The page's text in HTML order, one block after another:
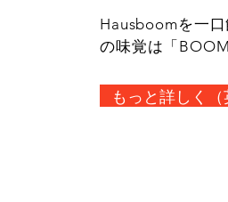
Hausboomを一
の味覚は「
もっと詳しく（